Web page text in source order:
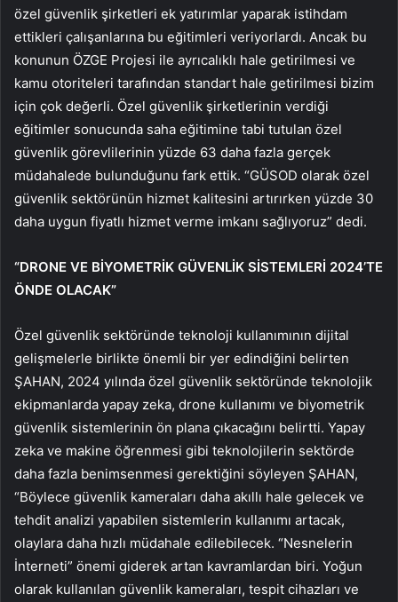
özel güvenlik şirketleri ek yatırımlar yaparak istihdam
ettikleri çalışanlarına bu eğitimleri veriyorlardı. Ancak bu
konunun ÖZGE Projesi ile ayrıcalıklı hale getirilmesi ve
kamu otoriteleri tarafından standart hale getirilmesi bizim
için çok değerli. Özel güvenlik şirketlerinin verdiği
eğitimler sonucunda saha eğitimine tabi tutulan özel
güvenlik görevlilerinin yüzde 63 daha fazla gerçek
müdahalede bulunduğunu fark ettik. “GÜSOD olarak özel
güvenlik sektörünün hizmet kalitesini artırırken yüzde 30
daha uygun fiyatlı hizmet verme imkanı sağlıyoruz” dedi.
“DRONE VE BİYOMETRİK GÜVENLİK SİSTEMLERİ 2024’TE
ÖNDE OLACAK”
Özel güvenlik sektöründe teknoloji kullanımının dijital
gelişmelerle birlikte önemli bir yer edindiğini belirten
ŞAHAN, 2024 yılında özel güvenlik sektöründe teknolojik
ekipmanlarda yapay zeka, drone kullanımı ve biyometrik
güvenlik sistemlerinin ön plana çıkacağını belirtti. Yapay
zeka ve makine öğrenmesi gibi teknolojilerin sektörde
daha fazla benimsenmesi gerektiğini söyleyen ŞAHAN,
“Böylece güvenlik kameraları daha akıllı hale gelecek ve
tehdit analizi yapabilen sistemlerin kullanımı artacak,
olaylara daha hızlı müdahale edilebilecek. “Nesnelerin
İnterneti” önemi giderek artan kavramlardan biri. Yoğun
olarak kullanılan güvenlik kameraları, tespit cihazları ve